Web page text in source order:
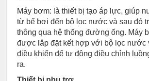
Máy bơm: là thiết bị tạo áp lực, giúp
từ bể bơi đến bộ lọc nước và sau đó
thông qua hệ thống đường ống. Máy
được lắp đặt kết hợp với bộ lọc nước
điều khiển để tự động điều chỉnh
ra.